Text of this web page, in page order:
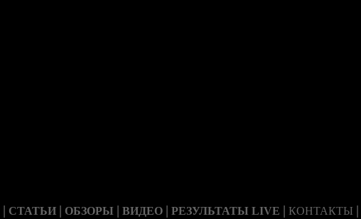
| СТАТЬИ | ОБЗОРЫ | ВИДЕО | РЕЗУЛЬТАТЫ LIVE | КОНТАКТЫ |